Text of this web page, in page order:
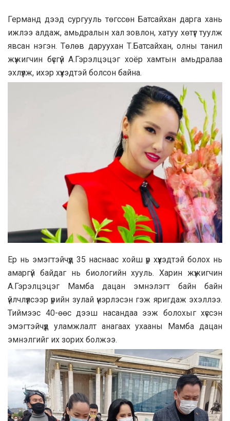
Германд дээд сургууль төгссөн Батсайхан дарга хань
ижлээ алдаж, амьдралын хал зовлон, хатуу хөтүүг туулж
явсан нэгэн. Төлөв даруухан Т.Батсайхан, олны танил
жүжигчин бүсгүй А.Гэрэлцэцэг хоёр хамтын амьдралаа
эхлүүлж, ихэр хүүхэдтэй болсон байна.
Ер нь эмэгтэйчүүд 35 наснаас хойш үр хүүхэдтэй болох нь
амаргүй байдаг нь биологийн хууль. Харин жүжигчин
А.Гэрэлцэцэг Мамба дацан эмнэлэгт байн байн
үйлчлүүлсээр үрийн зулай үнэрлэсэн гэж яригдаж эхэллээ.
Тиймээс 40-өөс дээш насандаа ээж болохыг хүссэн
эмэгтэйчүүд уламжлалт анагаах ухааны Мамба дацан
эмнэлгийг их зорих болжээ.